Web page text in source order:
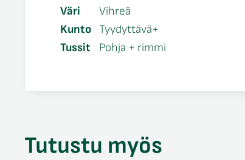
Väri
Vihreä
Kunto
Tyydyttävä+
Tussit
Pohja + rimmi
Tutustu myös